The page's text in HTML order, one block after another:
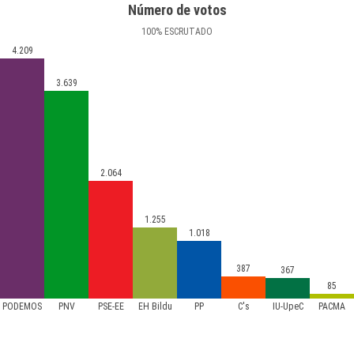
Número de votos
100% ESCRUTADO
PODEMOS PNV PSE-EE EH Bildu PP C's IU-UpeC PACMA
4.209
3.639
2.064
1.255
1.018
387
367
85